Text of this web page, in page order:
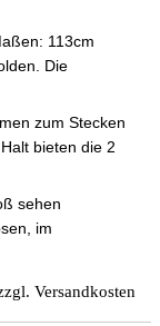
113cm
Die
zum Stecken
bieten die 2
sehen
im
Versandkosten